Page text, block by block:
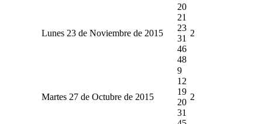
Lunes 23 de Noviembre de 2015
20
21
23
31
46
48
2
Martes 27 de Octubre de 2015
9
12
19
20
31
2